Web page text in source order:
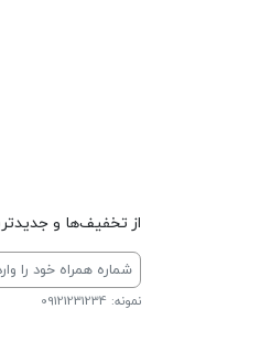
از تخفیف‌ها و
نمونه: 09121231234